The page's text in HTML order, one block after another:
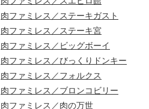
肉ファミレス／ステーキガスト
肉ファミレス／ステーキ宮
肉ファミレス／ビッグボーイ
肉ファミレス／びっくりドンキー
肉ファミレス／フォルクス
肉ファミレス／ブロンコビリー
肉ファミレス／肉の万世